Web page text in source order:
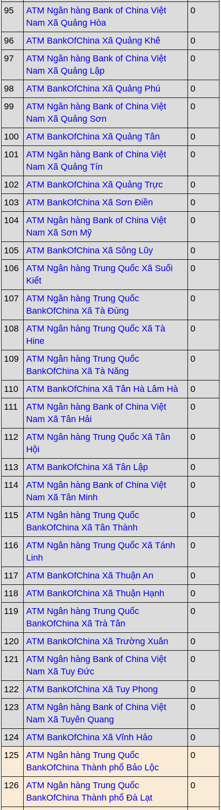
95
ATM Ngân hàng Bank of China Việt
Nam Xã Quảng Hòa
0
96 ATM BankOfChina Xã Quảng Khê
0
97
ATM Ngân hàng Bank of China Việt
Nam Xã Quảng Lập
0
98 ATM BankOfChina Xã Quảng Phú
0
99
ATM Ngân hàng Bank of China Việt
Nam Xã Quảng Sơn
0
100 ATM BankOfChina Xã Quảng Tân
0
101
ATM Ngân hàng Bank of China Việt
Nam Xã Quảng Tín
0
102 ATM BankOfChina Xã Quảng Trực
0
103
ATM BankOfChina Xã Sơn Điền
0
104
ATM Ngân hàng Bank of China Việt
Nam Xã Sơn Mỹ
0
105 ATM BankOfChina Xã Sông Lũy
0
106
ATM Ngân hàng Trung Quốc Xã Suối
Kiết
0
107
ATM Ngân hàng Trung Quốc
BankOfChina Xã Tà Đùng
0
108
ATM Ngân hàng Trung Quốc Xã Tà
Hine
0
109
ATM Ngân hàng Trung Quốc
BankOfChina Xã Tà Năng
0
110 ATM BankOfChina Xã Tân Hà Lâm Hà
0
111
ATM Ngân hàng Bank of China Việt
Nam Xã Tân Hải
0
112
ATM Ngân hàng Trung Quốc Xã Tân
Hội
0
113 ATM BankOfChina Xã Tân Lập
0
114
ATM Ngân hàng Bank of China Việt
Nam Xã Tân Minh
0
115
ATM Ngân hàng Trung Quốc
BankOfChina Xã Tân Thành
0
116
ATM Ngân hàng Trung Quốc Xã Tánh
Linh
0
117 ATM BankOfChina Xã Thuận An
0
118
ATM BankOfChina Xã Thuận Hạnh
0
119
ATM Ngân hàng Trung Quốc
BankOfChina Xã Trà Tân
0
120 ATM BankOfChina Xã Trường Xuân
0
121
ATM Ngân hàng Bank of China Việt
Nam Xã Tuy Đức
0
122 ATM BankOfChina Xã Tuy Phong
0
123
ATM Ngân hàng Bank of China Việt
Nam Xã Tuyên Quang
0
124 ATM BankOfChina Xã Vĩnh Hảo
0
125
ATM Ngân hàng Trung Quốc
BankOfChina Thành phố Bảo Lộc
0
126
ATM Ngân hàng Trung Quốc
BankOfChina Thành phố Đà Lạt
0